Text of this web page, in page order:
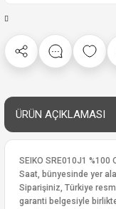
ÜRÜN AÇIKLAMASI
SEIKO SRE010J1
Saat, bünyesinde yer
Siparişiniz, Türkiye
garanti belgesiyle